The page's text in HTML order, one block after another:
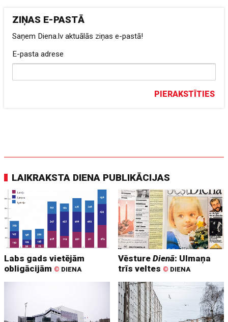
ZIŅAS E-PASTĀ
Saņem Diena.lv aktuālās ziņas e-pastā!
E-pasta adrese
PIERAKSTĪTIES
LAIKRAKSTA DIENA PUBLIKĀCIJAS
Labs gads vietējām
obligācijām © DIENA
VēstureDienā: Ulmaņa
trīs veltes © DIENA